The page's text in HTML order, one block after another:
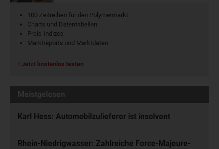
100 Zeitreihen für den Polymermarkt
Charts und Datentabellen
Preis-Indizes
Marktreports und Marktdaten
Jetzt kostenlos testen
Meistgelesen
Karl Hess: Automobilzulieferer ist insolvent
Rhein-Niedrigwasser: Zahlreiche Force-Majeure-